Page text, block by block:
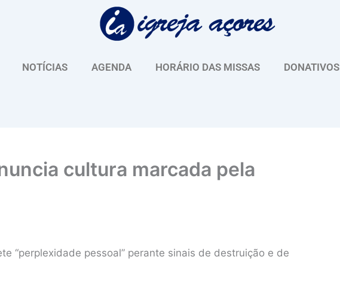
NOTÍCIAS AGENDA HORÁRIO DAS MISSAS DONATIVOS
cultura marcada pela
“perplexidade pessoal” perante sinais de destruição e de